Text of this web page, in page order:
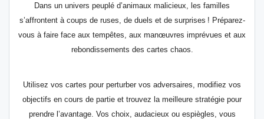
Dans un univers peuplé d’animaux malicieux, les familles
s’affrontent à coups de ruses, de duels et de surprises ! Préparez-
vous à faire face aux tempêtes, aux manœuvres imprévues et aux
rebondissements des cartes chaos.
Utilisez vos cartes pour perturber vos adversaires, modifiez vos
objectifs en cours de partie et trouvez la meilleure stratégie pour
prendre l’avantage. Vos choix, audacieux ou espiègles, vous